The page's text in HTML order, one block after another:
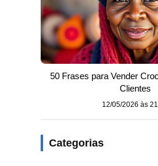
50 Frases para Vender
Clientes
12/05/2026 às
Categorias